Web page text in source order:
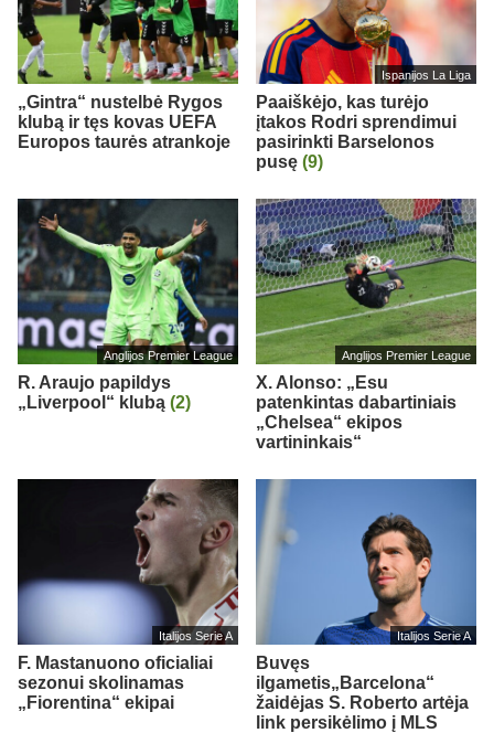
„Gintra“ nustelbė Rygos
klubą ir tęs kovas UEFA
Europos taurės atrankoje
Ispanijos La Liga
Paaiškėjo, kas turėjo
įtakos Rodri sprendimui
pasirinkti Barselonos
pusę (9)
Anglijos Premier League
R. Araujo papildys
„Liverpool“ klubą (2)
Anglijos Premier League
X. Alonso: „Esu
patenkintas dabartiniais
„Chelsea“ ekipos
vartininkais“
Italijos Serie A
F. Mastanuono oficialiai
sezonui skolinamas
„Fiorentina“ ekipai
Italijos Serie A
Buvęs
ilgametis„Barcelona“
žaidėjas S. Roberto artėja
link persikėlimo į MLS